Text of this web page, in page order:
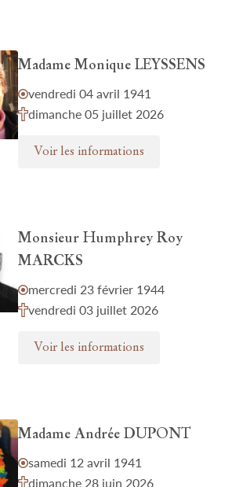
Madame Monique LEYSSENS
vendredi 04 avril 1941
dimanche 05 juillet 2026
Voir les informations
Monsieur Humphrey Roy
MARCKS
mercredi 23 février 1944
vendredi 03 juillet 2026
Voir les informations
Madame Andrée DUPONT
samedi 12 avril 1941
dimanche 28 juin 2026